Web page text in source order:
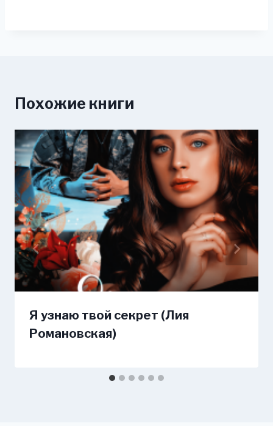
Похожие книги
Я узнаю твой секрет (Лия
Романовская)